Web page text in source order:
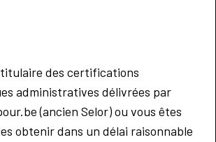
des certifications
administratives délivrées par
(ancien Selor) ou vous êtes
obtenir dans un délai raisonnable